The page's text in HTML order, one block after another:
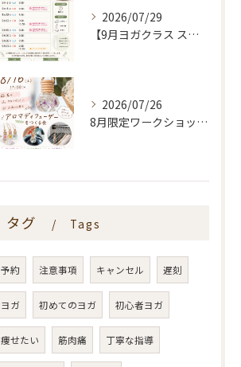
2026/07/29
【9月ヨガクラス スケジュールのお知らせ🌿】
2026/07/26
8月限定ワークショップ🌿🫧
タグ Tags
予約 注意事項 キャンセル 遅刻
ヨガ 初めてのヨガ 初心者ヨガ
痩せたい 筋肉痛 丁寧な指導